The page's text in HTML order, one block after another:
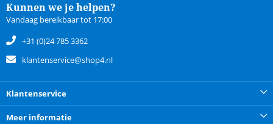
Kunnen we je helpen?
Vandaag bereikbaar tot 17:00
+31 (0)24 785 3362
klantenservice@shop4.nl
Klantenservice
Meer informatie